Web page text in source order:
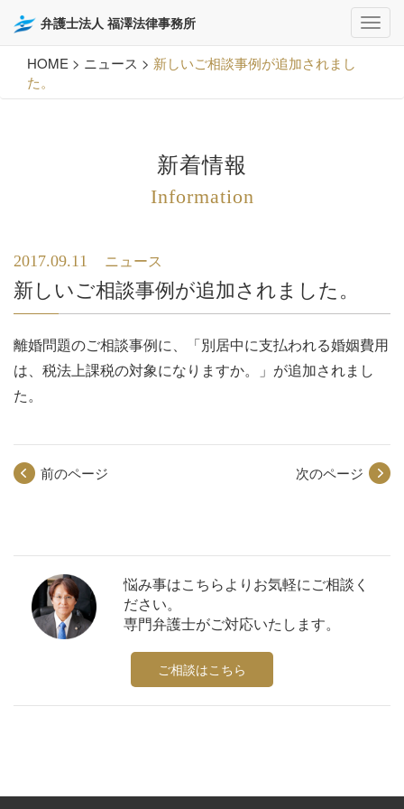
弁護士法人 福澤法律事務所
HOME > ニュース > 新しいご相談事例が追加されまし
た。
新着情報
Information
2017.09.11 ニュース
新しいご相談事例が追加されました。
離婚問題のご相談事例に、「別居中に支払われる婚姻費用
は、税法上課税の対象になりますか。
」が追加されまし
た。
前のページ 次のページ
悩み事はこちらよりお気軽にご相談く
ださい。
専門弁護士がご対応いたします。
ご相談はこちら